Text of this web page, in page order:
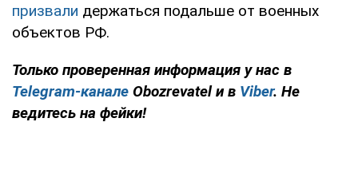
призвали держаться подальше от военных
объектов РФ.
Только проверенная информация у нас в
Telegram-канале Obozrevatel и в Viber. Не
ведитесь на фейки!